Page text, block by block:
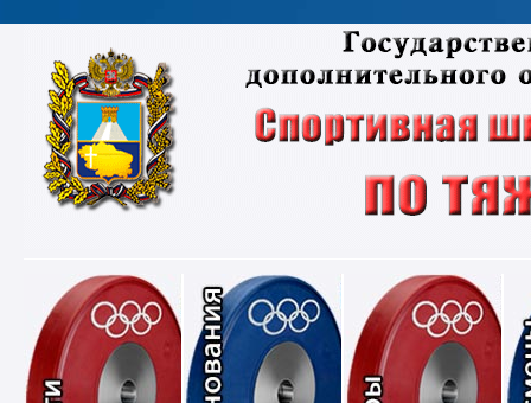
Новости Соревнования